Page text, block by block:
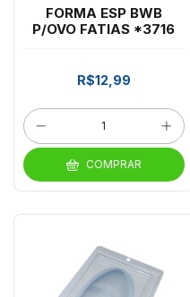
FORMA ESP BWB
P/OVO FATIAS *3716
R$12,99
COMPRAR